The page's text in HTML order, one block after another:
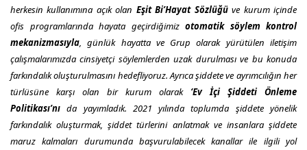
herkesin kullanımına açık olan Eşit Bi’Hayat Sözlüğüve kurum içinde
ofis programlarında hayata geçirdiğimiz otomatik söylem kontrol
mekanizmasıyla, günlük hayatta ve Grup olarak yürütülen iletişim
çalışmalarımızda cinsiyetçi söylemlerden uzak durulması ve bu konuda
farkındalık oluşturulmasını hedefliyoruz. Ayrıca şiddete ve ayrımcılığın her
türlüsüne karşı olan bir kurum olarak ‘Ev İçi Şiddeti Önleme
Politikası’nı da yayımladık. 2021 yılında toplumda şiddete yönelik
farkındalık oluşturmak, şiddet türlerini anlatmak ve insanlara şiddete
maruz kalmaları durumunda başvurulabilecek kanallar ile ilgili yol